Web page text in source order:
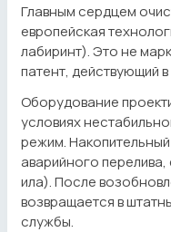
Главным сердцем
европейская
лабиринт). Это не
патент, действующий
Оборудование
условиях
режим.
аварийного
ила). После
возвращается в
службы.